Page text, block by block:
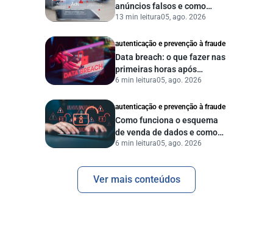
anúncios falsos e como
proteger seu negócio?
13 min leitura05, ago. 2026
autenticação e prevenção à fraude
Data breach: o que fazer nas
primeiras horas após
vazamento de dados?
6 min leitura05, ago. 2026
autenticação e prevenção à fraude
Como funciona o esquema
de venda de dados e como
proteger sua empresa?
6 min leitura05, ago. 2026
Ver mais conteúdos